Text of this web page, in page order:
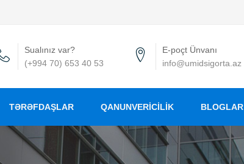
Sualınız var?
(+994 70) 653 40 53
E-poçt Ünvanı
info@umidsigorta.az
TƏRƏFDAŞLAR QANUNVERICILIK BLOGLAR